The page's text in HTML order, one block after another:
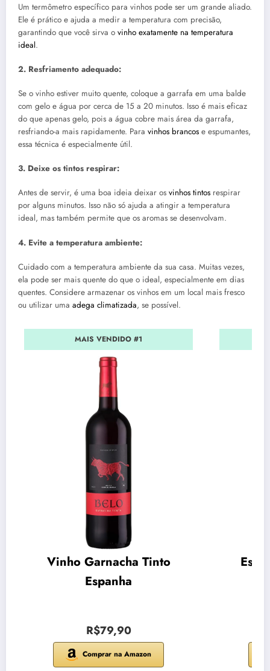
Um termômetro específico para vinhos pode ser um grande aliado.
Ele é prático e ajuda a medir a temperatura com precisão,
garantindo que você sirva o vinho exatamente na temperatura
ideal.
2. Resfriamento adequado:
Se o vinho estiver muito quente, coloque a garrafa em uma balde
com gelo e água por cerca de 15 a 20 minutos. Isso é mais eficaz
do que apenas gelo, pois a água cobre mais área da garrafa,
resfriando-a mais rapidamente. Para vinhos brancos e espumantes,
essa técnica é especialmente útil.
3. Deixe os tintos respirar:
Antes de servir, é uma boa ideia deixar os vinhos tintos respirar
por alguns minutos. Isso não só ajuda a atingir a temperatura
ideal, mas também permite que os aromas se desenvolvam.
4. Evite a temperatura ambiente:
Cuidado com a temperatura ambiente da sua casa. Muitas vezes,
ela pode ser mais quente do que o ideal, especialmente em dias
quentes. Considere armazenar os vinhos em um local mais fresco
ou utilizar uma adega climatizada, se possível.
MAIS VENDIDO #1
Vinho Garnacha Tinto
Espanha
R$79,90
Comprar na Amazon